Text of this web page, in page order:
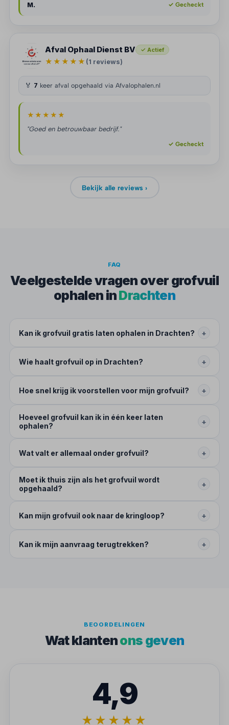
M.
✓ Gecheckt
Afval Ophaal Dienst BV ✓ Actief
★★★★★ (1 reviews)
🏅 7 keer afval opgehaald via Afvalophalen.nl
★★★★★
"Goed en betrouwbaar bedrijf."
✓ Gecheckt
Bekijk alle reviews ›
FAQ
Veelgestelde vragen over grofvuil
ophalen inDrachten
Kan ik grofvuil gratis laten ophalen in Drachten? +
Wie haalt grofvuil op in Drachten? +
Hoe snel krijg ik voorstellen voor mijn grofvuil? +
Hoeveel grofvuil kan ik in één keer laten
ophalen?
+
Wat valt er allemaal onder grofvuil? +
Moet ik thuis zijn als het grofvuil wordt
opgehaald?
+
Kan mijn grofvuil ook naar de kringloop? +
Kan ik mijn aanvraag terugtrekken? +
BEOORDELINGEN
Wat klantenons geven
4,9
★★★★★